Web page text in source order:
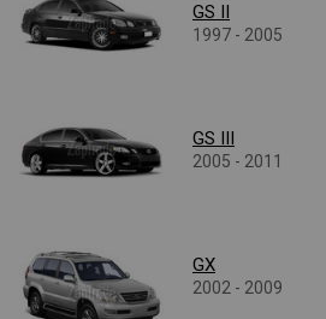
GS II
1997 - 2005
GS III
2005 - 2011
GX
2002 - 2009